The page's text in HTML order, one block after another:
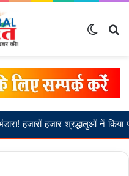
हजार श्रद्धालुओं नें किया प्रसाद